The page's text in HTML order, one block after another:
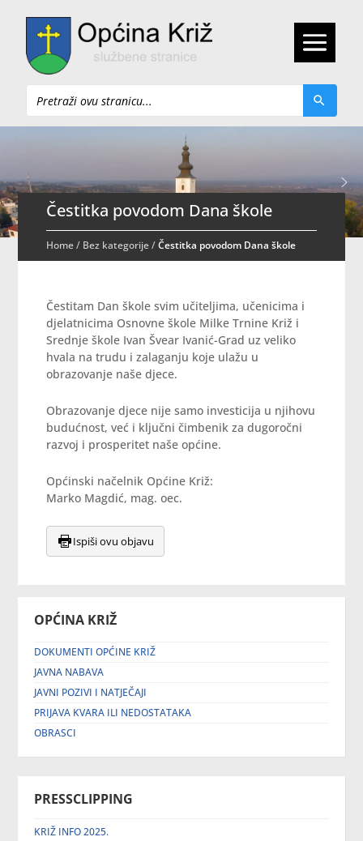
Pretraži
OPĆINA KRIŽ
DOKUMENTI OPĆINE KRIŽ
JAVNA NABAVA
JAVNI POZIVI I NATJEČAJI
PRIJAVA KVARA ILI NEDOSTATAKA
OBRASCI
PRESSCLIPPING
KRIŽ INFO 2025.
Čestitka povodom Dana škole
Home/ Bez kategorije/Čestitka povodom Dana škole
Čestitam Dan škole svim učiteljima, učenicima i
djelatnicima Osnovne škole Milke Trnine Križ i
Srednje škole Ivan Švear Ivanić-Grad uz veliko
hvala na trudu i zalaganju koje ulažu u
obrazovanje naše djece.
Obrazovanje djece nije samo investicija u njihovu
budućnost, već i ključni čimbenik za dugoročni
razvoj i prosperitet naše općine.
Općinski načelnik Općine Križ:
Marko Magdić, mag. oec.
Ispiši ovu objavu